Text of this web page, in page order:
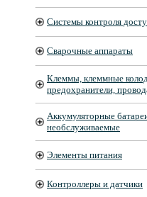
Системы контроля
Сварочные аппараты
Клеммы, клеммные
предохранители,
Аккумуляторные
необслуживаемые
Элементы питания
Контроллеры и датчики